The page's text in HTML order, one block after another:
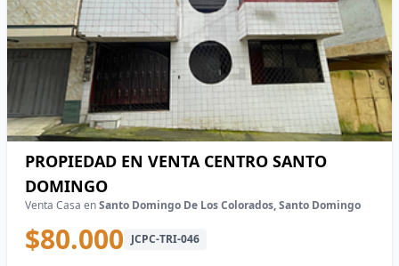
PROPIEDAD EN VENTA CENTRO SANTO
DOMINGO
Venta Casa enSanto Domingo De Los Colorados, Santo Domingo
$80.000 JCPC-TRI-046